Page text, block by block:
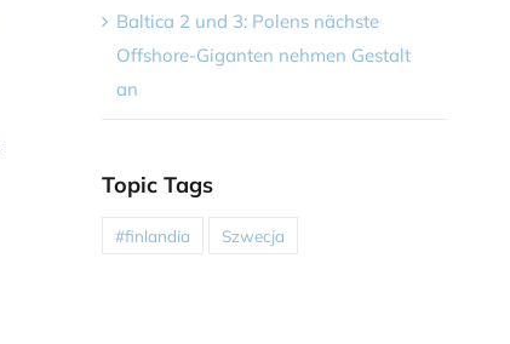
Baltica 2 und 3: Polens nächste
Offshore-Giganten nehmen Gestalt
an
Topic Tags
#finlandia Szwecja